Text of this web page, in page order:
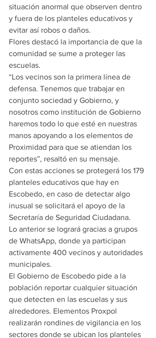
situación anormal que observen dentro
y fuera de los planteles educativos y
evitar así robos o daños.
Flores destacó la importancia de que la
comunidad se sume a proteger las
escuelas.
“Los vecinos son la primera línea de
defensa. Tenemos que trabajar en
conjunto sociedad y Gobierno, y
nosotros como institución de Gobierno
haremos todo lo que esté en nuestras
manos apoyando a los elementos de
Proximidad para que se atiendan los
reportes”, resaltó en su mensaje.
Con estas acciones se protegerá los 179
planteles educativos que hay en
Escobedo, en caso de detectar algo
inusual se solicitará el apoyo de la
Secretaría de Seguridad Ciudadana.
Lo anterior se logrará gracias a grupos
de WhatsApp, donde ya participan
activamente 400 vecinos y autoridades
municipales.
El Gobierno de Escobedo pide a la
población reportar cualquier situación
que detecten en las escuelas y sus
alrededores. Elementos Proxpol
realizarán rondines de vigilancia en los
sectores donde se ubican los planteles